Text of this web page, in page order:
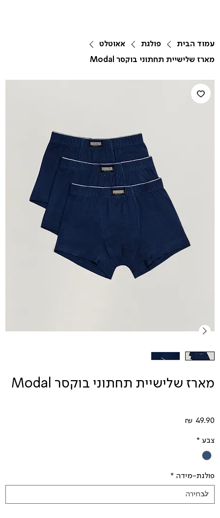
עמוד הבית פולגת
אאוטלט
מארז שלישיית תחתוני בוקסר Modal
מארז שלישיית תחתוני בוקסר Modal
צבע *
פולגת-מידה *